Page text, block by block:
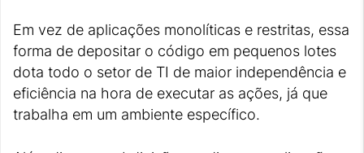
Em vez de aplicações monolíticas e restritas, essa
forma de depositar o código em pequenos lotes
dota todo o setor de TI de maior independência e
eficiência na hora de executar as ações, já que
trabalha em um ambiente específico.